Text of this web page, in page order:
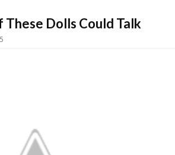
Dolls Could Talk